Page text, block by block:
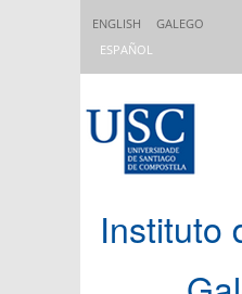
ENGLISH
GALEGO
ESPAÑOL
Instituto